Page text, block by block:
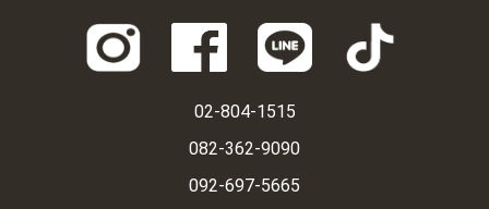
02-804-1515
082-362-9090
092-697-5665